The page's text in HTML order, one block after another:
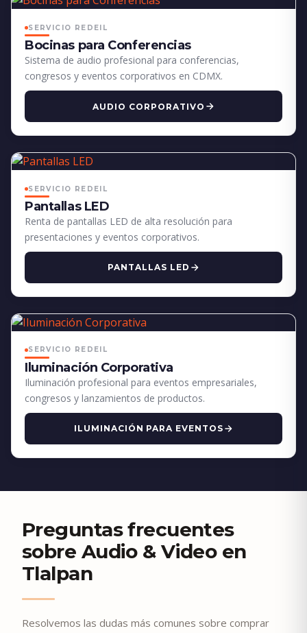
SERVICIO REDEIL
Bocinas para Conferencias
Sistema de audio profesional para conferencias,
congresos y eventos corporativos en CDMX.
AUDIO CORPORATIVO
SERVICIO REDEIL
Pantallas LED
Renta de pantallas LED de alta resolución para
presentaciones y eventos corporativos.
PANTALLAS LED
SERVICIO REDEIL
Iluminación Corporativa
Iluminación profesional para eventos empresariales,
congresos y lanzamientos de productos.
ILUMINACIÓN PARA EVENTOS
Preguntas frecuentes
sobre Audio & Video en
Tlalpan
Resolvemos las dudas más comunes sobre comprar